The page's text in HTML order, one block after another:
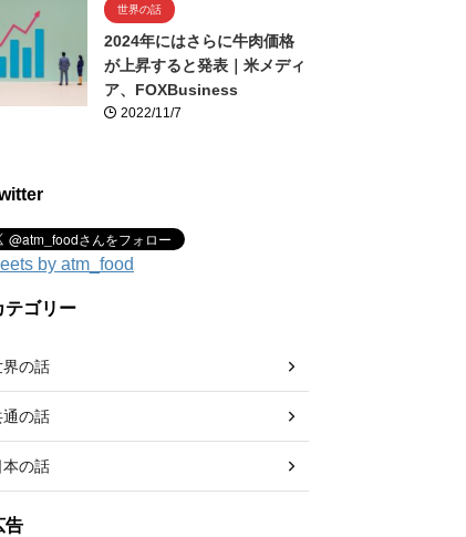
世界の話
2024年にはさらに牛肉価格
が上昇すると発表｜米メディ
ア、FOXBusiness
2022/11/7
by atm_food
テゴリー
界の話
通の話
本の話
告